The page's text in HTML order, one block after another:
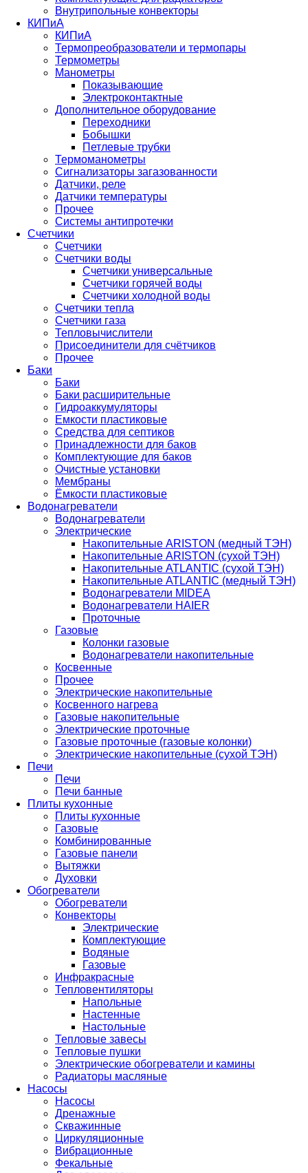
Внутрипольные конвекторы
КИПиА
КИПиА
Термопреобразователи и термопары
Термометры
Манометры
Показывающие
Электроконтактные
Дополнительное оборудование
Переходники
Бобышки
Петлевые трубки
Термоманометры
Сигнализаторы загазованности
Датчики, реле
Датчики температуры
Прочее
Системы антипротечки
Счетчики
Счетчики
Счетчики воды
Счетчики универсальные
Счетчики горячей воды
Счетчики холодной воды
Счетчики тепла
Счетчики газа
Тепловычислители
Присоединители для счётчиков
Прочее
Баки
Баки
Баки расширительные
Гидроаккумуляторы
Емкости пластиковые
Средства для септиков
Принадлежности для баков
Комплектующие для баков
Очистные установки
Мембраны
Ёмкости пластиковые
Водонагреватели
Водонагреватели
Электрические
Накопительные ARISTON (медный ТЭН)
Накопительные ARISTON (сухой ТЭН)
Накопительные ATLANTIC (сухой ТЭН)
Накопительные ATLANTIC (медный ТЭН)
Водонагреватели MIDEA
Водонагреватели HAIER
Проточные
Газовые
Колонки газовые
Водонагреватели накопительные
Косвенные
Прочее
Электрические накопительные
Косвенного нагрева
Газовые накопительные
Электрические проточные
Газовые проточные (газовые колонки)
Электрические накопительные (сухой ТЭН)
Печи
Печи
Печи банные
Плиты кухонные
Плиты кухонные
Газовые
Комбинированные
Газовые панели
Вытяжки
Духовки
Обогреватели
Обогреватели
Конвекторы
Электрические
Комплектующие
Водяные
Газовые
Инфракрасные
Тепловентиляторы
Напольные
Настенные
Настольные
Тепловые завесы
Тепловые пушки
Электрические обогреватели и камины
Радиаторы масляные
Насосы
Насосы
Дренажные
Скважинные
Циркуляционные
Вибрационные
Фекальные